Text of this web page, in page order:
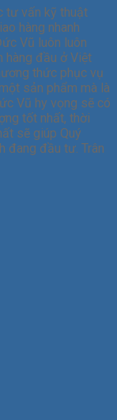
tư vấn kỹ thuật
hàng nhanh
Vũ luôn luôn
hàng đầu ở Việt
thức phục vụ
sản phẩm mà là
Vũ hy vọng sẽ có
tốt nhất, thời
sẽ giúp Quý
đang đầu tư. Trân